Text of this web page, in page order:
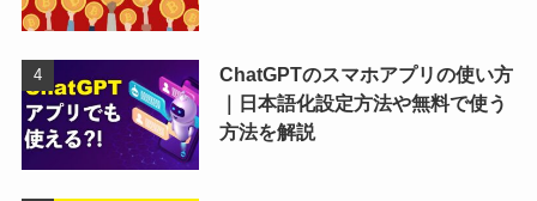
ChatGPTのスマホアプリの使い方
｜日本語化設定方法や無料で使う
方法を解説